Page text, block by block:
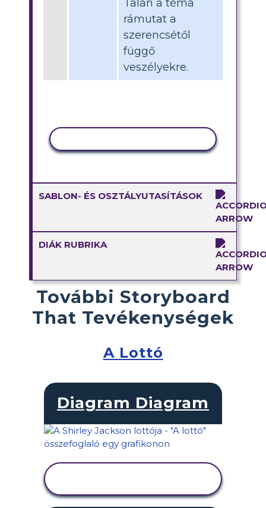
Talán a téma
rámutat a
szerencsétől
függő
veszélyekre.
SABLON- ÉS OSZTÁLYUTASÍTÁSOK
DIÁK RUBRIKA
További Storyboard
That Tevékenységek
A Lottó
Diagram Diagram